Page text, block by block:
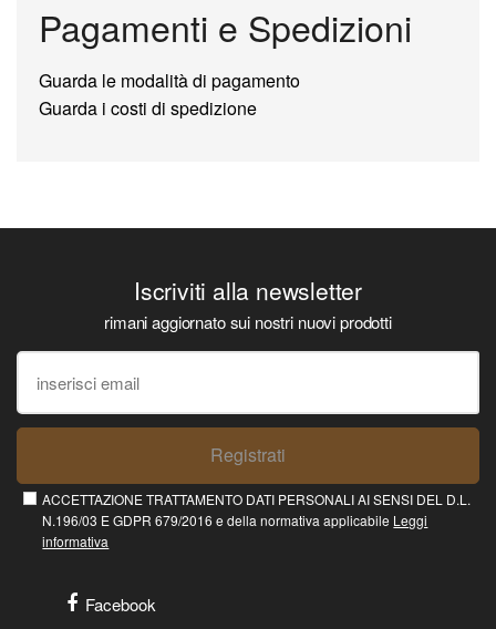
Pagamenti e Spedizioni
Guarda le modalità di pagamento
Guarda i costi di spedizione
Iscriviti alla newsletter
rimani aggiornato sui nostri nuovi prodotti
Registrati
ACCETTAZIONE TRATTAMENTO DATI PERSONALI AI SENSI DEL D.L.
N.196/03 E GDPR 679/2016 e della normativa applicabile Leggi
informativa
Facebook